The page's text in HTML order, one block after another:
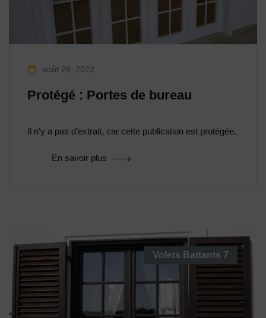
août 29, 2022
Protégé : Portes de bureau
Il n’y a pas d’extrait, car cette publication est protégée.
En savoir plus
Volets Battants 7